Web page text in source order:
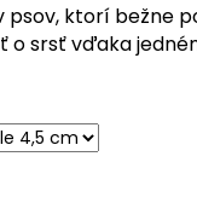
ktorí bežne
o srsť vďaka